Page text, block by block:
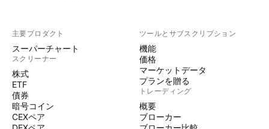
主要プロダクト
スーパーチャート
スクリーナー
株式
ETF
債券
暗号コイン
CEXペア
ツールとサブスクリプション
機能
価格
マーケットデータ
プランを贈る
トレーディング
概要
ブローカー